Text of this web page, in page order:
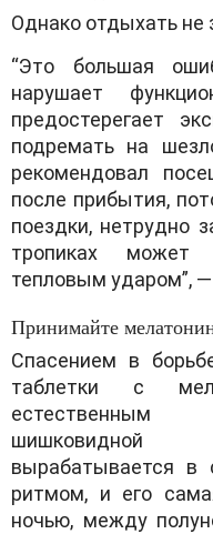
Однако отдыхать не
“Это большая
нарушает
предостерегает
подремать на
рекомендовал
после прибытия,
поездки, нетрудно
тропиках может
тепловым ударом”,
Принимайте
Спасением в
таблетки с
естественным
шишковидной
вырабатывается в
ритмом, и его
ночью, между